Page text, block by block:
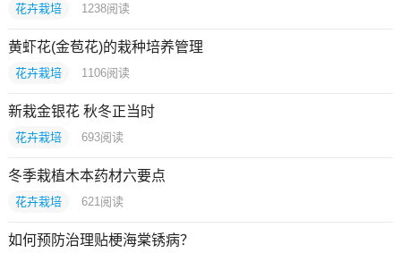
花卉栽培 1238阅读
黄虾花(金苞花)的栽种培养管理
花卉栽培 1106阅读
新栽金银花 秋冬正当时
花卉栽培 693阅读
冬季栽植木本药材六要点
花卉栽培 621 阅读
如何预防治理贴梗海棠锈病？